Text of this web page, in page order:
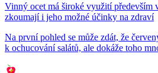
Vinný ocet má široké využití především
zkoumají i jeho možné účinky na zdraví
Na první pohled se může zdát, že
k ochucování salátů, ale dokáže toho